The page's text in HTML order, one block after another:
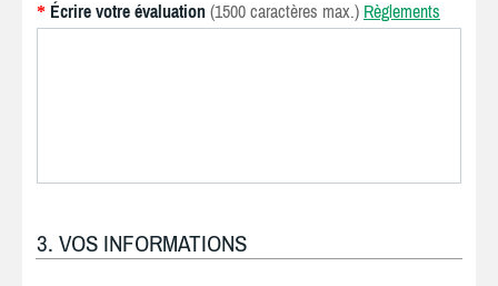
* Écrire votre évaluation (1500 caractères max.) Règlements
3. VOS INFORMATIONS